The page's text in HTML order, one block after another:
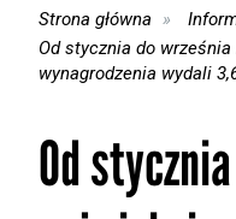
Strona główna
Od stycznia do
wynagrodzenia wydali
Od